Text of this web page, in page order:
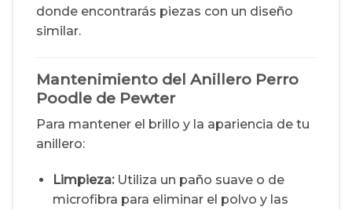
donde encontrarás piezas con un diseño
similar.
Mantenimiento del Anillero Perro
Poodle de Pewter
Para mantener el brillo y la apariencia de tu
anillero:
Limpieza:Utiliza un paño suave o de
microfibra para eliminar el polvo y las